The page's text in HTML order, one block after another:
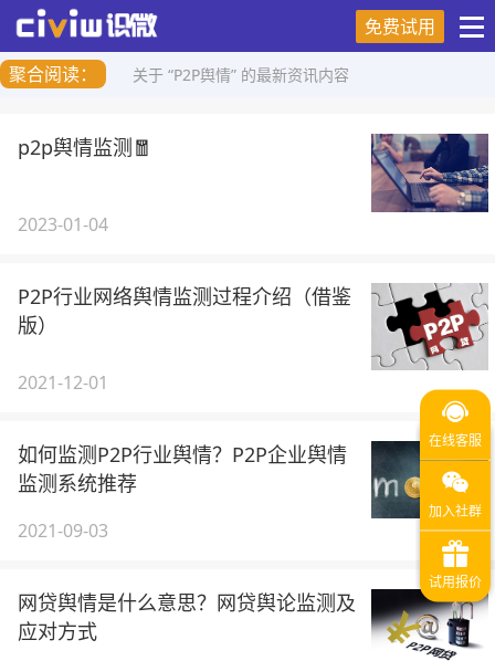
免费试用
聚合阅读：
关于 “P2P舆情” 的最新资讯内容
p2p舆情监测🧧
2023-01-04
P2P行业网络舆情监测过程介绍（借鉴
版）
2021-12-01
如何监测P2P行业舆情？P2P企业舆情
监测系统推荐
2021-09-03
网贷舆情是什么意思？网贷舆论监测及
应对方式